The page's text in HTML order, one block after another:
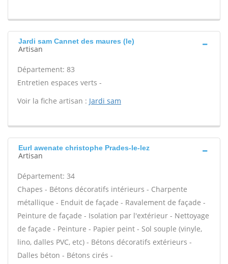
Jardi sam Cannet des maures (le)
Artisan
Département: 83
Entretien espaces verts -
Voir la fiche artisan : Jardi sam
Eurl awenate christophe Prades-le-lez
Artisan
Département: 34
Chapes - Bétons décoratifs intérieurs - Charpente
métallique - Enduit de façade - Ravalement de façade -
Peinture de façade - Isolation par l'extérieur - Nettoyage
de façade - Peinture - Papier peint - Sol souple (vinyle,
lino, dalles PVC, etc) - Bétons décoratifs extérieurs -
Dalles béton - Bétons cirés -